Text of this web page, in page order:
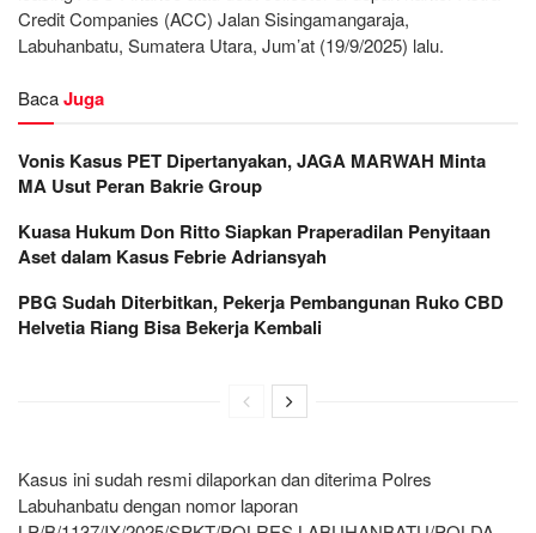
Credit Companies (ACC) Jalan Sisingamangaraja,
Labuhanbatu, Sumatera Utara, Jum’at (19/9/2025) lalu.
BacaJuga
Vonis Kasus PET Dipertanyakan, JAGA MARWAH Minta
MA Usut Peran Bakrie Group
Kuasa Hukum Don Ritto Siapkan Praperadilan Penyitaan
Aset dalam Kasus Febrie Adriansyah
PBG Sudah Diterbitkan, Pekerja Pembangunan Ruko CBD
Helvetia Riang Bisa Bekerja Kembali
Kasus ini sudah resmi dilaporkan dan diterima Polres
Labuhanbatu dengan nomor laporan